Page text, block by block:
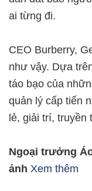
ai từng đi.
CEO Burberry,
như vậy. Dựa
táo bạo của
quản lý cấp tiến
lẻ, giải trí, truyền
Ngoại trưởng
ảnh Xem thêm